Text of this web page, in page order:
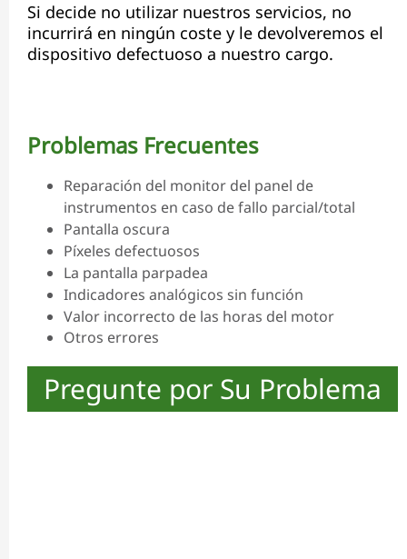
Si decide no utilizar nuestros servicios, no
incurrirá en ningún coste y le devolveremos el
dispositivo defectuoso a nuestro cargo.
Problemas Frecuentes
Reparación del monitor del panel de
instrumentos en caso de fallo parcial/total
Pantalla oscura
Píxeles defectuosos
La pantalla parpadea
Indicadores analógicos sin función
Valor incorrecto de las horas del motor
Otros errores
Pregunte por Su Problema